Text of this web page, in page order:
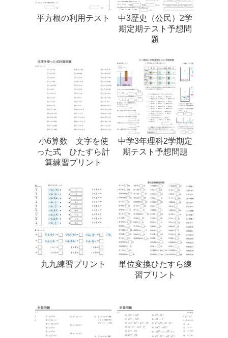
平方根の利用テスト
中3歴史（公民）2学
期定期テスト予想問
題
小6算数 文字を使
った式 ひたすら計
算練習プリント
中学3年理科2学期定
期テスト予想問題
九九練習プリント
単位変換ひたすら練
習プリント